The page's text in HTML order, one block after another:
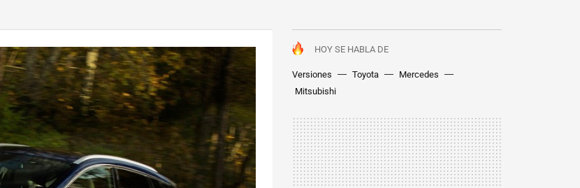
HOY SE HABLA DE
Versiones Toyota
Mercedes
Mitsubishi